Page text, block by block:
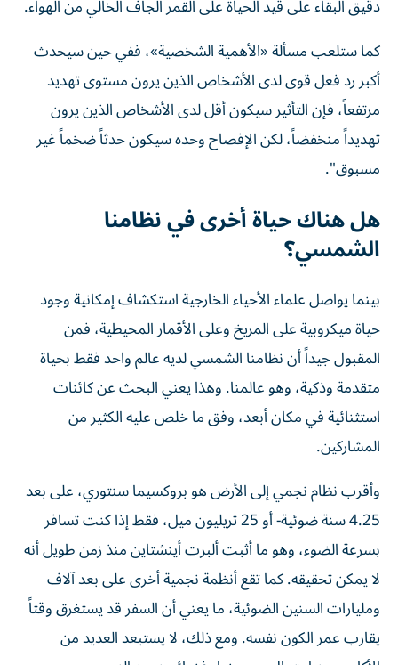
دقيق البقاء على قيد الحياة على القمر الجاف الخالي من الهواء.
كما ستلعب مسألة «الأهمية الشخصية»، ففي حين سيحدث
أكبر رد فعل قوى لدى الأشخاص الذين يرون مستوى تهديد
مرتفعاً، فإن التأثير سيكون أقل لدى الأشخاص الذين يرون
تهديداً منخفضاً، لكن الإفصاح وحده سيكون حدثاً ضخماً غير
مسبوق".
هل هناك حياة أخرى في نظامنا
الشمسي؟
بينما يواصل علماء الأحياء الخارجية استكشاف إمكانية وجود
حياة ميكروبية على المريخ وعلى الأقمار المحيطية، فمن
المقبول جيداً أن نظامنا الشمسي لديه عالم واحد فقط بحياة
متقدمة وذكية، وهو عالمنا. وهذا يعني البحث عن كائنات
استثنائية في مكان أبعد، وفق ما خلص عليه الكثير من
المشاركين.
وأقرب نظام نجمي إلى الأرض هو بروكسيما سنتوري، على بعد
4.25 سنة ضوئية- أو 25 تريليون ميل، فقط إذا كنت تسافر
بسرعة الضوء، وهو ما أثبت ألبرت أينشتاين منذ زمن طويل أنه
لا يمكن تحقيقه. كما تقع أنظمة نجمية أخرى على بعد آلاف
ومليارات السنين الضوئية، ما يعني أن السفر قد يستغرق وقتاً
يقارب عمر الكون نفسه. ومع ذلك، لا يستبعد العديد من